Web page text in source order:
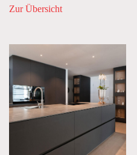
Zur Übersicht